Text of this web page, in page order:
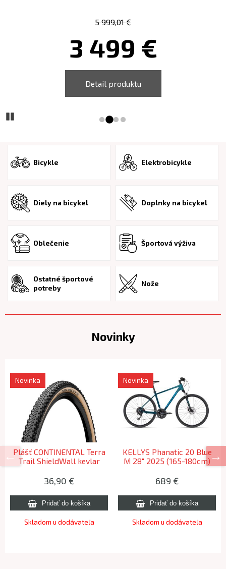
5 999,01 €
3 499 €
Detail produktu
Prejsďż˝ na
Prejsďż˝ na
Prejsďż˝ na
Prejsďż˝ na
Bicykle Elektrobicykle
Diely na bicykel Doplnky na bicykel
Oblečenie Športová výživa
Ostatné športové
potreby
Nože
Novinky
Plášť CONTINENTAL Terra
Trail ShieldWall kevlar
Novinka
36,90 €
Skladom u dodávateľa
KELLYS Phanatic 20 Blue
M 28" 2025 (165-180cm)
Novinka
689 €
Skladom u dodávateľa